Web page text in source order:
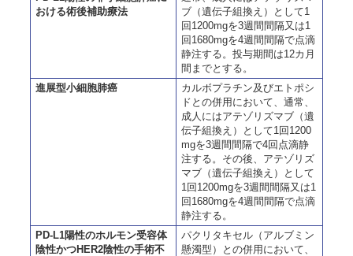
おける術後補助療法
ブ（遺伝子組換え）として1
回1200mgを3週間間隔又は1
回1680mgを4週間間隔で点滴
静注する。投与期間は12カ月
間までとする。
進展型小細胞肺癌
カルボプラチン及びエトポシ
ドとの併用において、通常、
成人にはアテゾリズマブ（遺
伝子組換え）として1回1200
mgを3週間間隔で4回点滴静
注する。その後、アテゾリズ
マブ（遺伝子組換え）として
1回1200mgを3週間間隔又は1
回1680mgを4週間間隔で点滴
静注する。
PD-L1陽性のホルモン受容体
陰性かつHER2陰性の手術不
パクリタキセル（アルブミン
懸濁型）との併用において、